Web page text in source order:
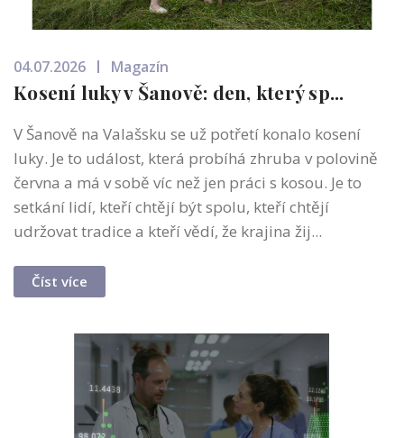
04.07.2026 Magazín
Kosení luky v Šanově: den, který sp...
V Šanově na Valašsku se už potřetí konalo kosení
luky. Je to událost, která probíhá zhruba v polovině
června a má v sobě víc než jen práci s kosou. Je to
setkání lidí, kteří chtějí být spolu, kteří chtějí
udržovat tradice a kteří vědí, že krajina žij...
Číst více